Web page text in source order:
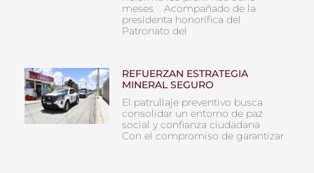
meses. Acompañado de la
presidenta honorífica del
Patronato del
REFUERZAN ESTRATEGIA
MINERAL SEGURO
El patrullaje preventivo busca
consolidar un entorno de paz
social y confianza ciudadana
Con el compromiso de garantizar